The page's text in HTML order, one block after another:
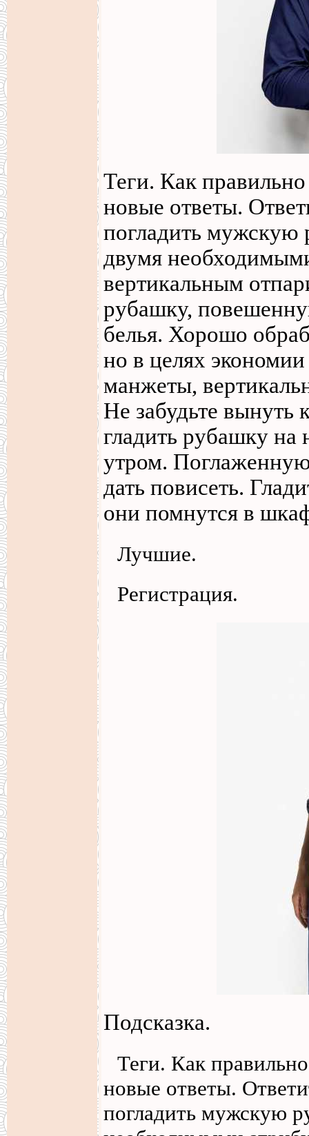
Теги. Как
новые ответы.
погладить мужскую
двумя
вертикальным
рубашку,
белья. Хорошо
но в целях
манжеты,
Не забудьте вынуть
гладить рубашку на
утром.
дать повисеть.
они помнутся в
Лучшие.
Регистрация.
Подсказка.
Теги. Как
новые ответы.
погладить мужскую